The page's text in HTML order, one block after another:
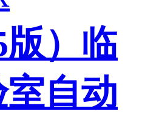
版）临
自动